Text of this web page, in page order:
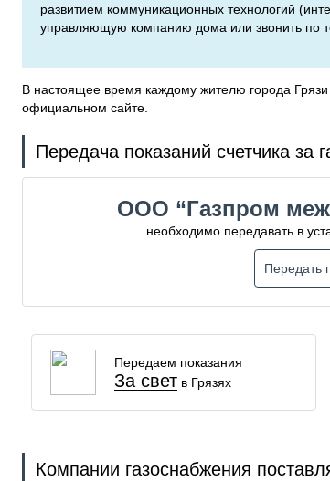
развитием коммуникационных технологий
управляющую компанию дома или звонить по
В настоящее время каждому жителю города
официальном сайте.
Передача показаний счетчика за
ООО “Газпром
необходимо передавать в
Передать
Передаем показания
За светв Грязях
Компании газоснабжения